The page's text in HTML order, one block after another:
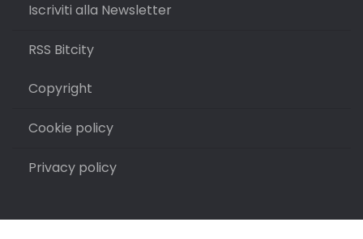
Iscriviti alla Newsletter
RSS Bitcity
Copyright
Cookie policy
Privacy policy